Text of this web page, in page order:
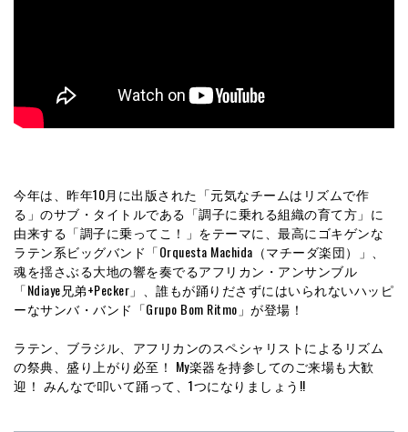
今年は、昨年10月に出版された「元気なチームはリズムで作
る」のサブ・タイトルである「調子に乗れる組織の育て方」に
由来する「調子に乗ってこ！」をテーマに、最高にゴキゲンな
ラテン系ビッグバンド「Orquesta Machida（マチーダ楽団）」、
魂を揺さぶる大地の響を奏でるアフリカン・アンサンブル
「Ndiaye兄弟+Pecker」、誰もが踊りださずにはいられないハッピ
ーなサンバ・バンド「Grupo Bom Ritmo」が登場！
ラテン、ブラジル、アフリカンのスペシャリストによるリズム
の祭典、盛り上がり必至！ My楽器を持参してのご来場も大歓
迎！ みんなで叩いて踊って、1つになりましょう!!